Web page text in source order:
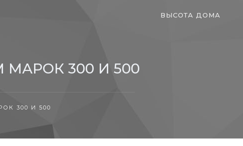
ВЫСОТА ДОМА
300 И 500
300 И 500